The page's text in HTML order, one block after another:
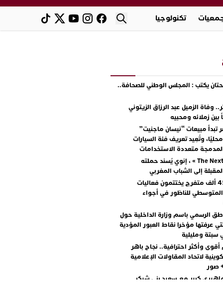
تكنولوجيا
يكتب : المجلس الوطني للصحافة..
وفاة الزميل عبد الرزاق الزيتوني
بين زملائه ومحبيه
تبدأ مبيعات “نيسان ماجنيت”
وتُعِيد تعريف فئة السيارات
متعددة الاستخدامات
مع « The Next Ad » ، إنوي يُسند حملته
إلى الشباب المغربي
أكثر من 45 ألف متفرج يختتمون فعاليات
المتوسطي للناظور في أجواء
الرسمي باسم وزارة الداخلية حول
عرفتها مؤخرا نقاط العبور المؤدية
سبتة ومليلية
أقوى وأكثر احترافية.. نجاح باهر
لاتحاد المقاولات الإعلامية
+ صور
كبير مع سعيد بني شيكر